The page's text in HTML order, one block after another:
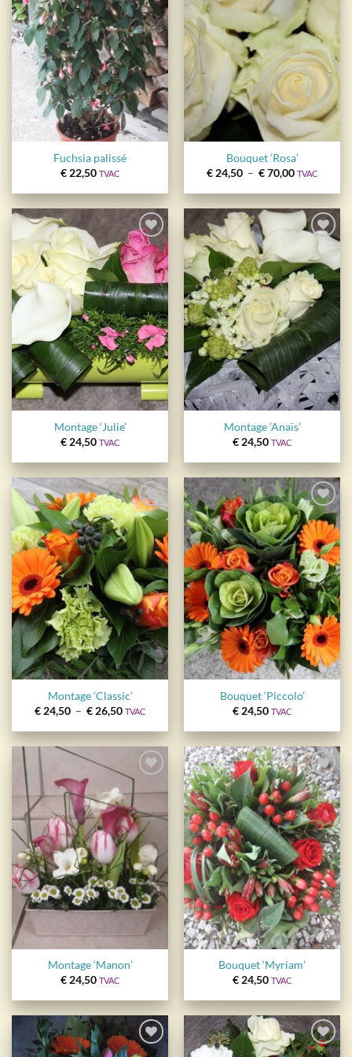
Fuchsia palissé
€22,50 TVAC
Bouquet ‘Rosa’
€24,50 – €70,00Plage
prix :
€ 24,50
à
€ 70,00
TVAC
Ajouter
à la
wishlist
Montage ‘Julie’
€24,50 TVAC
à la
wishlist
Montage ‘Anaïs’
€24,50 TVAC
Ajouter
à la
wishlist
Montage ‘Classic’
€24,50 – €26,50Plage
prix :
€ 26,50
TVAC
Ajouter
à la
wishlist
Bouquet ‘Piccolo’
€24,50 TVAC
à la
wishlist
Montage ‘Manon’
€24,50 TVAC
Ajouter
à la
wishlist
Bouquet ‘Myriam’
€24,50 TVAC
Ajouter
Ajouter